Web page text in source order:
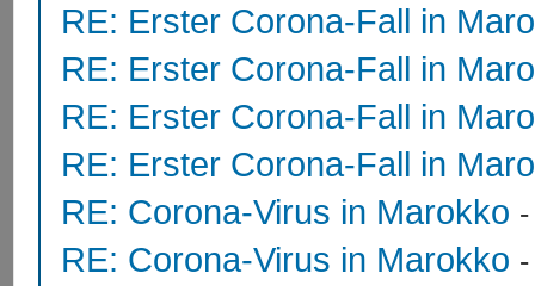
RE: Erster Corona-Fall in
RE: Erster Corona-Fall in
RE: Erster Corona-Fall in
RE: Erster Corona-Fall in
RE: Corona-Virus in Marokko
RE: Corona-Virus in Marokko